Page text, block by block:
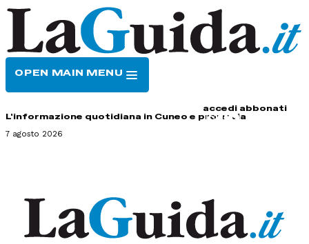
OPEN MAIN MENU
accedi abbonati
L'informazione quotidiana in Cuneo e provincia
7 agosto 2026